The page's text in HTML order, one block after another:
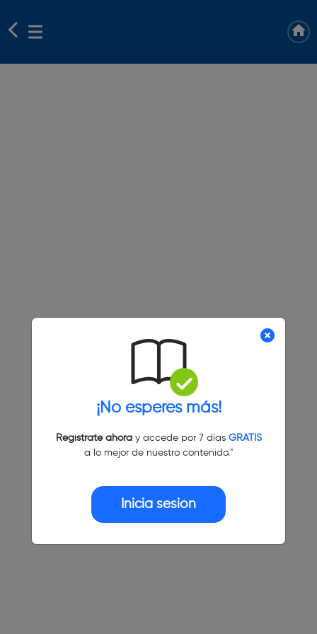
¡No esperes más!
Regístrate ahoray accede por 7 días GRATIS
a lo mejor de nuestro contenido."
Inicia sesión